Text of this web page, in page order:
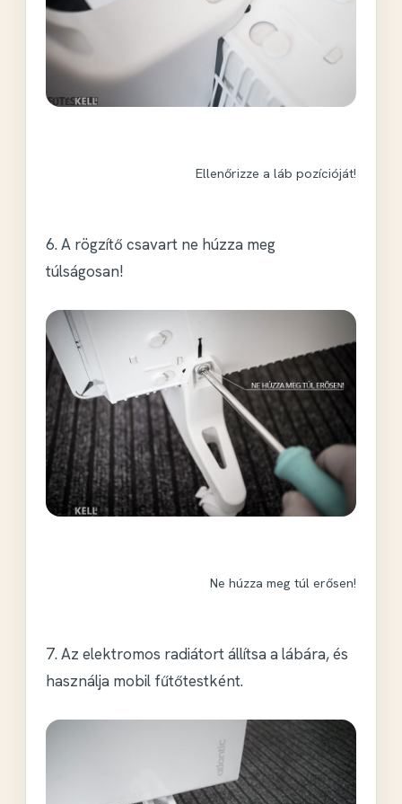
Ellenőrizze a láb pozícióját!
6. A rögzítő csavart ne húzza meg
túlságosan!
Ne húzza meg túl erősen!
7. Az elektromos radiátort állítsa a lábára, és
használja mobil fűtőtestként.